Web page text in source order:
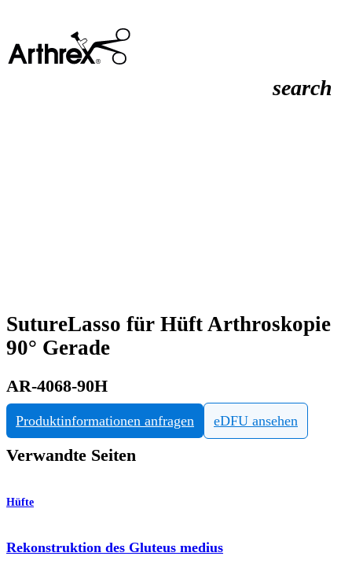
search
SutureLasso für Hüft Arthroskopie
90° Gerade
AR-4068-90H
Produktinformationen anfragen eDFU ansehen
Verwandte Seiten
Hüfte
Rekonstruktion des Gluteus medius